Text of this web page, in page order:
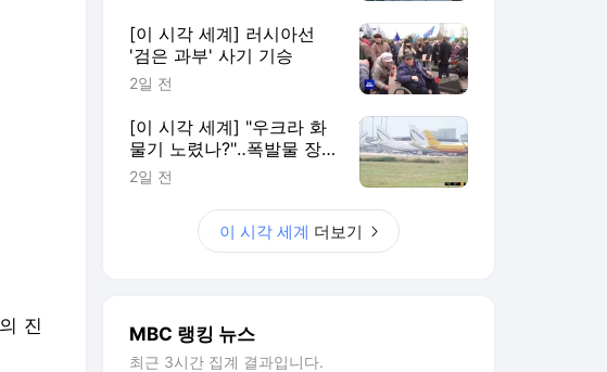
진
[이 시각 세계] 러시아선
'검은 과부' 사기 기승
2일 전
[이 시각 세계] "우크라 화
물기 노렸나?"‥폭발물 장
착 드론 발견
2일 전
이 시각 세계 더보기
MBC 랭킹 뉴스
최근 3시간 집계 결과입니다.